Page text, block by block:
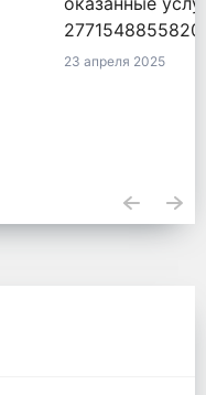
18.09.2020.